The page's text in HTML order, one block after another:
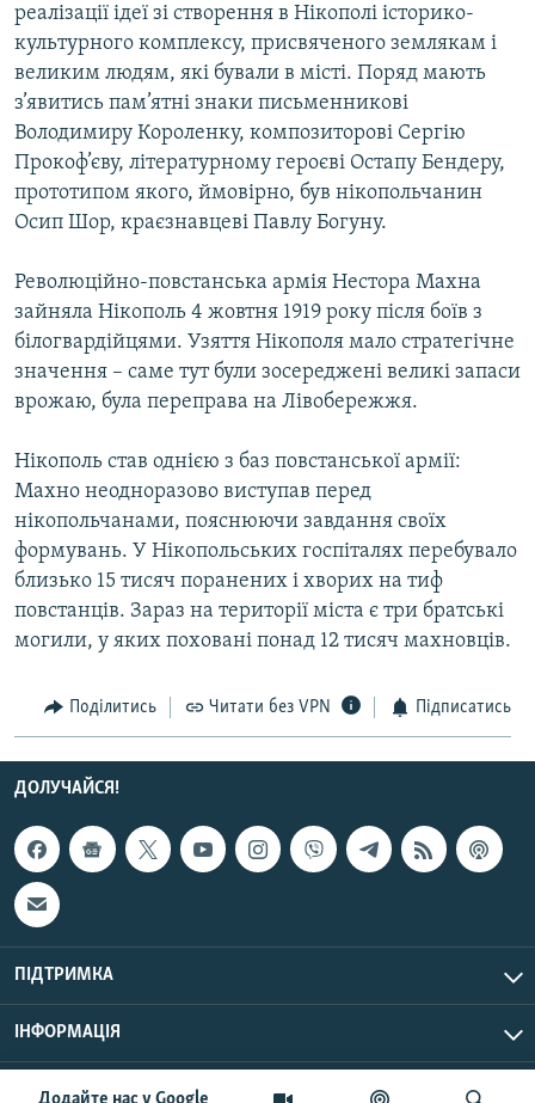
Усі сайти RFE/RL
реалізації ідеї зі створення в Нікополі історико-
культурного комплексу, присвяченого землякам і
великим людям, які бували в місті. Поряд мають
з’явитись пам’ятні знаки письменникові
Володимиру Короленку, композиторові Сергію
Прокоф’єву, літературному героєві Остапу Бендеру,
прототипом якого, ймовірно, був нікопольчанин
Осип Шор, краєзнавцеві Павлу Богуну.
Революційно-повстанська армія Нестора Махна
зайняла Нікополь 4 жовтня 1919 року після боїв з
білогвардійцями. Узяття Нікополя мало стратегічне
значення – саме тут були зосереджені великі запаси
врожаю, була переправа на Лівобережжя.
Нікополь став однією з баз повстанської армії:
Махно неодноразово виступав перед
нікопольчанами, пояснюючи завдання своїх
формувань. У Нікопольських госпіталях перебувало
близько 15 тисяч поранених і хворих на тиф
повстанців. Зараз на території міста є три братські
могили, у яких поховані понад 12 тисяч махновців.
Поділитись Читати без VPN Підписатись
ДОЛУЧАЙСЯ!
ПІДТРИМКА
ІНФОРМАЦІЯ
© Радіо Свобода, 2026 | Усі права застережено.
UTC+3